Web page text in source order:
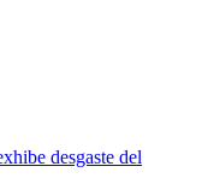
desgaste del